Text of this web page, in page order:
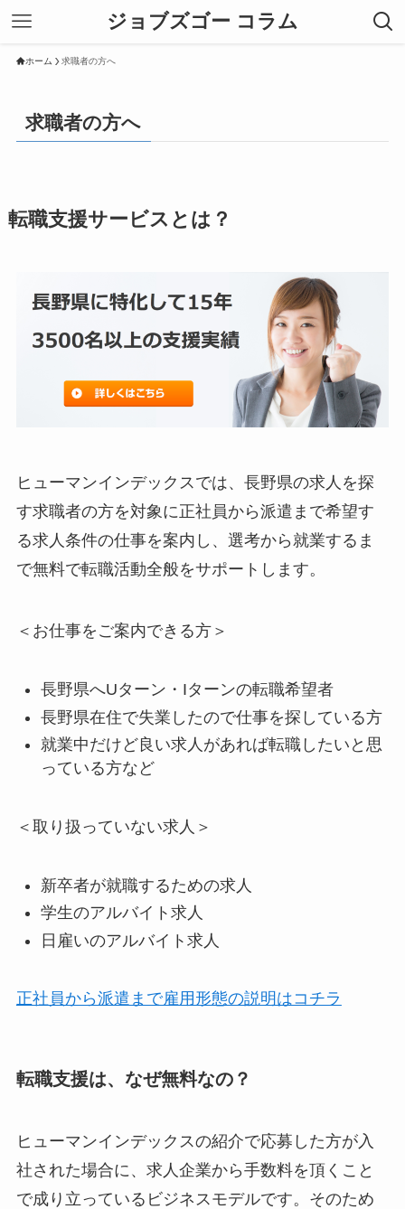
ジョブズゴー コラム
ホーム 求職者の方へ
求職者の方へ
転職支援サービスとは？
ヒューマンインデックスでは、長野県の求人を探
す求職者の方を対象に正社員から派遣まで希望す
る求人条件の仕事を案内し、選考から就業するま
で無料で転職活動全般をサポートします。
＜お仕事をご案内できる方＞
長野県へUターン・Iターンの転職希望者
長野県在住で失業したので仕事を探している方
就業中だけど良い求人があれば転職したいと思
っている方など
＜取り扱っていない求人＞
新卒者が就職するための求人
学生のアルバイト求人
日雇いのアルバイト求人
正社員から派遣まで雇用形態の説明はコチラ
転職支援は、なぜ無料なの？
ヒューマンインデックスの紹介で応募した方が入
社された場合に、求人企業から手数料を頂くこと
で成り立っているビジネスモデルです。そのため